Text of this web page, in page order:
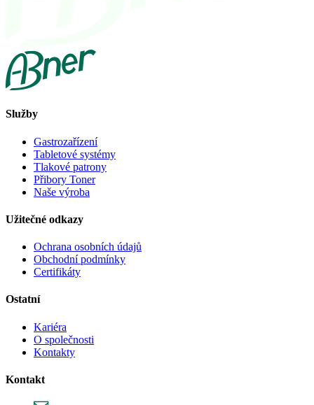
Služby
Gastrozařízení
Tabletové systémy
Tlakové patrony
Přibory Toner
Naše výroba
Užitečné odkazy
Ochrana osobních údajů
Obchodní podmínky
Certifikáty
Ostatní
Kariéra
O společnosti
Kontakty
Kontakt